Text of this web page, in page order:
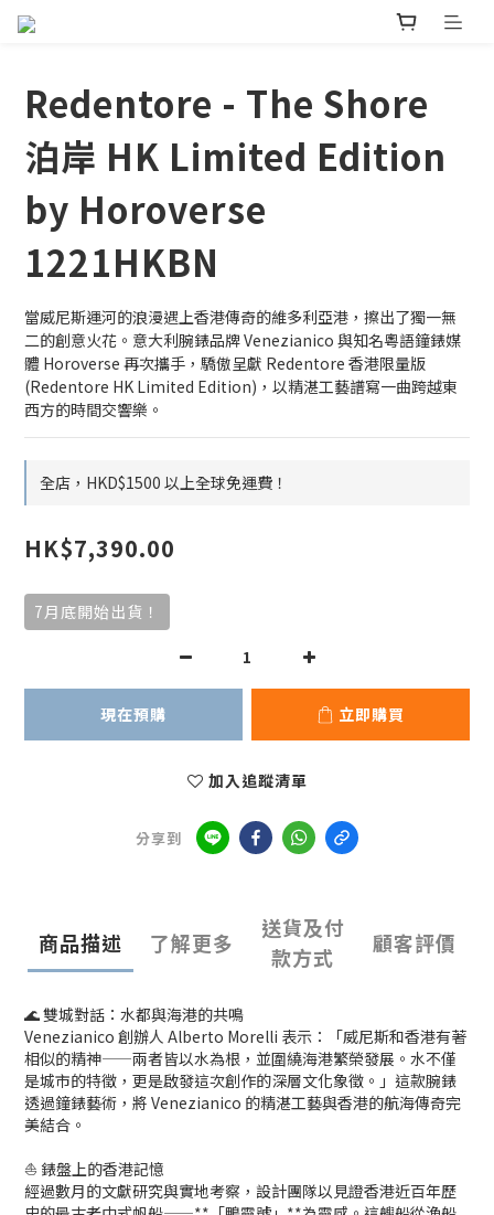
Redentore - The Shore
泊岸 HK Limited Edition
by Horoverse
1221HKBN
當威尼斯運河的浪漫遇上香港傳奇的維多利亞港，擦出了獨一無
二的創意火花。意大利腕錶品牌 Venezianico 與知名粵語鐘錶媒
體 Horoverse 再次攜手，驕傲呈獻 Redentore 香港限量版
(Redentore HK Limited Edition)，以精湛工藝譜寫一曲跨越東
西方的時間交響樂。
全店，HKD$1500 以上全球免運費！
HK$7,390.00
7月底開始出貨！
現在預購 立即購買
加入追蹤清單
分享到
商品描述 了解更多
送貨及付
款方式
顧客評價
🌊 雙城對話：水都與海港的共鳴
Venezianico 創辦人 Alberto Morelli 表示：「威尼斯和香港有著
相似的精神——兩者皆以水為根，並圍繞海港繁榮發展。水不僅
是城市的特徵，更是啟發這次創作的深層文化象徵。」這款腕錶
透過鐘錶藝術，將 Venezianico 的精湛工藝與香港的航海傳奇完
美結合。
⛵ 錶盤上的香港記憶
經過數月的文獻研究與實地考察，設計團隊以見證香港近百年歷